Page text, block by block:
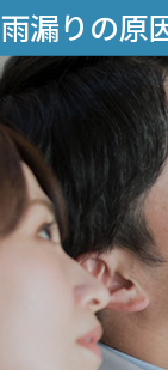
雨漏りの原